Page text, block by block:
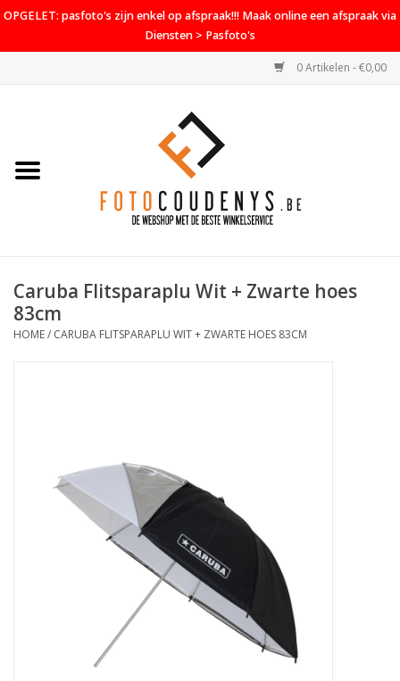
OPGELET: pasfoto's zijn enkel op afspraak!!! Maak online een afspraak via
Diensten > Pasfoto's
0 Artikelen - €0,00
Home
PROMO
Diensten
Caruba Flitsparaplu Wit + Zwarte hoes
83cm
HOME/ CARUBA FLITSPARAPLU WIT + ZWARTE HOES 83CM